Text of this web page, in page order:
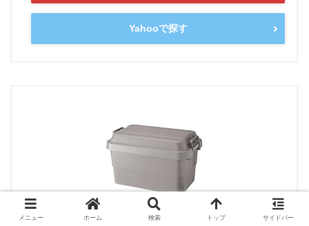
Yahooで探す
メニュー ホーム 検索 トップ サイドバー